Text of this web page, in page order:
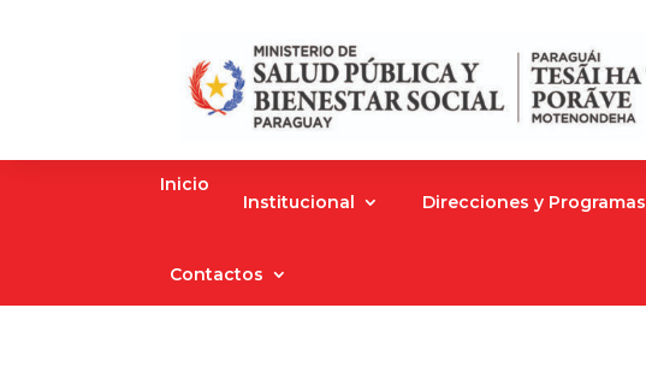
Inicio
Institucional
Direcciones y Programas
Contactos